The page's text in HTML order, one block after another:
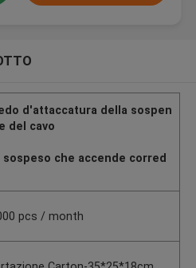
d'attaccatura della sospen
del cavo
sospeso che accende corred
pcs / month